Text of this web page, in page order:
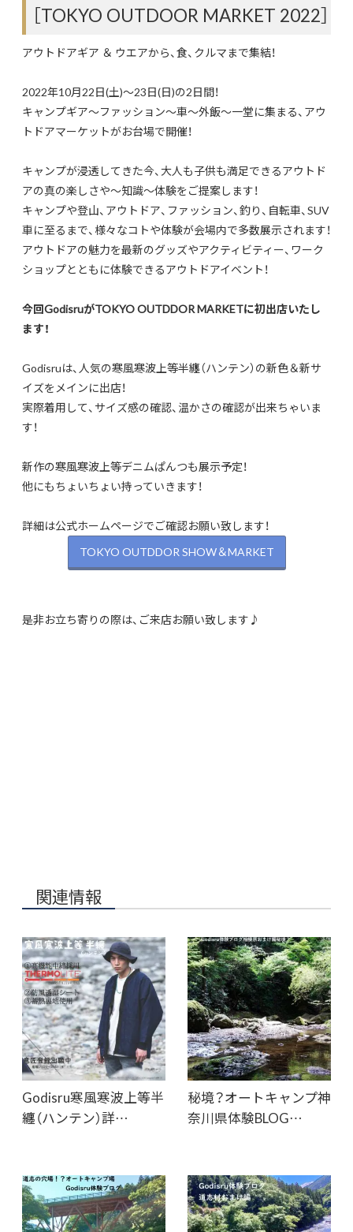
［TOKYO OUTDOOR MARKET 2022］
アウトドアギア ＆ ウエアから、食、クルマまで集結！
2022年10月22日(土)～23日(日)の2日間！
キャンプギア～ファッション～車～外飯～一堂に集まる、アウ
トドアマーケットがお台場で開催！
キャンプが浸透してきた今、大人も子供も満足できるアウトド
アの真の楽しさや～知識～体験をご提案します！
キャンプや登山、アウトドア、ファッション、釣り、自転車、SUV
車に至るまで、様々なコトや体験が会場内で多数展示されます！
アウトドアの魅力を最新のグッズやアクティビティー、ワーク
ショップとともに体験できるアウトドアイベント！
今回GodisruがTOKYO OUTDDOR MARKETに初出店いたし
ます！
Godisruは、人気の寒風寒波上等半纏（ハンテン）の新色＆新サ
イズをメインに出店！
実際着用して、サイズ感の確認、温かさの確認が出来ちゃいま
す！
新作の寒風寒波上等デニムぱんつも展示予定！
他にもちょいちょい持っていきます！
詳細は公式ホームページでご確認お願い致します！
TOKYO OUTDDOR SHOW＆MARKET
是非お立ち寄りの際は、ご来店お願い致します♪
関連情報
Godisru寒風寒波上等半
纏（ハンテン）詳…
秘境？オートキャンプ神
奈川県体験BLOG…